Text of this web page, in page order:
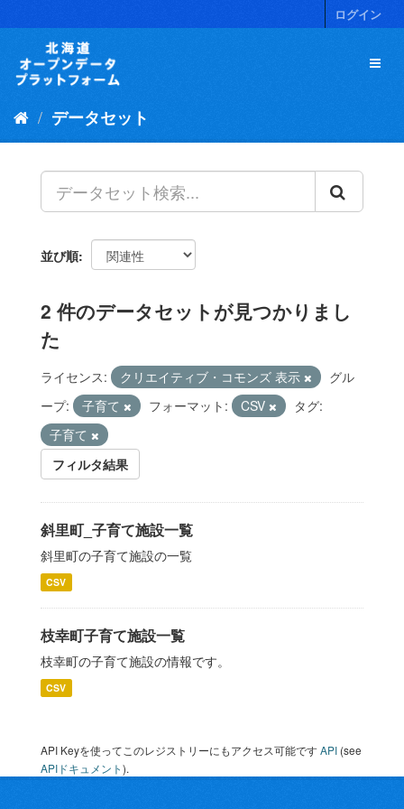
キ
ログイン
データセット
並び順
2 件のデータセットが見つかりまし
た
ライセンス: クリエイティブ・コモンズ 表示
グル
ープ:
子育て フォーマット: CSV
タグ:
子育て
フィルタ結果
斜里町_子育て施設一覧
斜里町の子育て施設の一覧
CSV
枝幸町子育て施設一覧
枝幸町の子育て施設の情報です。
CSV
API Keyを使ってこのレジストリーにもアクセス可能ですAPI (see
APIドキュメント).